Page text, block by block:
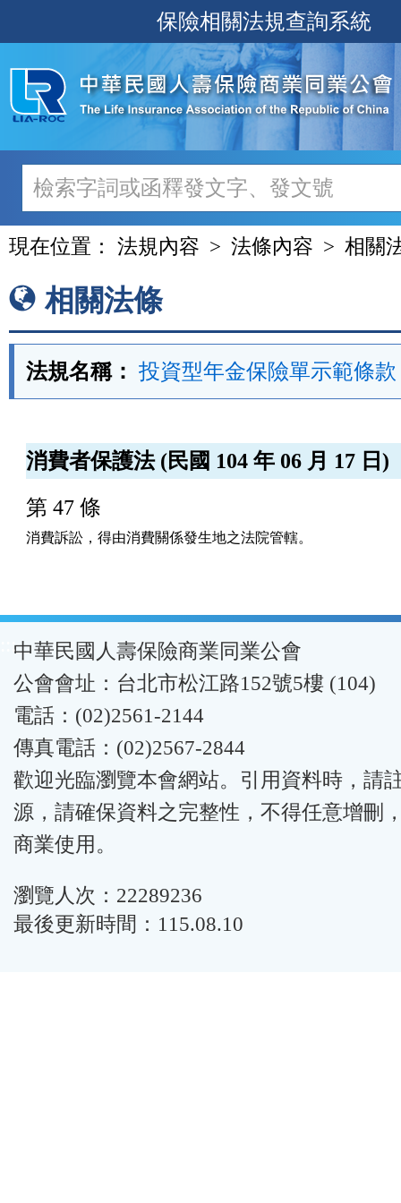
至
主
內
容
保險相關法規查詢系統
現在位置： 法規內容 法條內容 相關
相關法條
法規名稱： 投資型年金保險單示範條款
消費者保護法 (民國 104 年 06 月 17 日)
第 47 條
消費訴訟，得由消費關係發生地之法院管轄。
:::中華民國人壽保險商業同業公會
公會會址：台北市松江路152號5樓 (104)
電話：(02)2561-2144
傳真電話：(02)2567-2844
歡迎光臨瀏覽本會網站。引用資料時，請
源，請確保資料之完整性，不得任意增刪
商業使用。
瀏覽人次：22289236
最後更新時間：115.08.10